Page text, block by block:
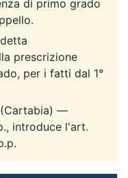
di primo grado
prescrizione
per i fatti dal 1°
(Cartabia) —
introduce l'art.